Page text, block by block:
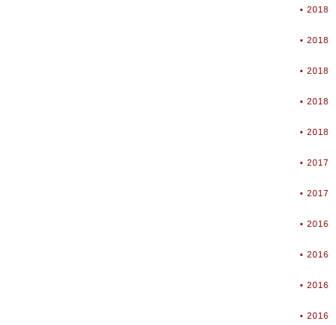
• 2018
• 2018
• 2018
• 2018
• 2018
• 2017
• 2017
• 2016
• 2016
• 2016
• 2016